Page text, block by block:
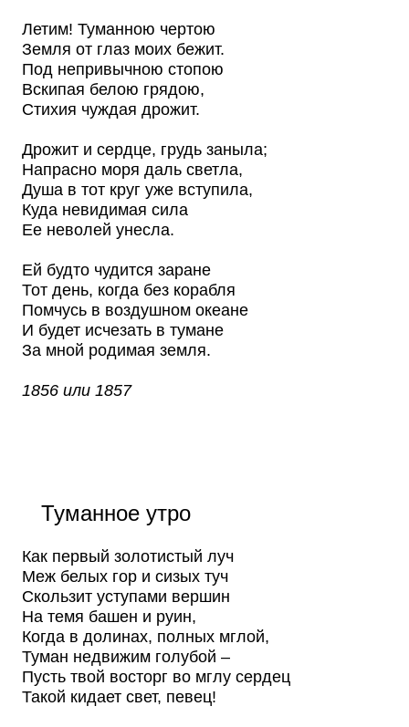
Летим! Туманною чертою
Земля от глаз моих бежит.
Под непривычною стопою
Вскипая белою грядою,
Стихия чуждая дрожит.
Дрожит и сердце, грудь заныла;
Напрасно моря даль светла,
Душа в тот круг уже вступила,
Куда невидимая сила
Ее неволей унесла.
Ей будто чудится заране
Тот день, когда без корабля
Помчусь в воздушном океане
И будет исчезать в тумане
За мной родимая земля.
1856 или 1857
Туманное утро
Как первый золотистый луч
Меж белых гор и сизых туч
Скользит уступами вершин
На темя башен и руин,
Когда в долинах, полных мглой,
Туман недвижим голубой –
Пусть твой восторг во мглу сердец
Такой кидает свет, певец!